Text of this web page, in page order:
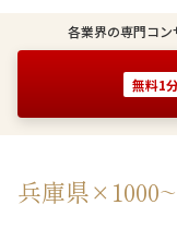
各業界の専門コ
無料1
兵庫県